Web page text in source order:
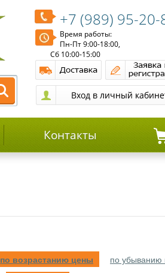
+7 (989) 95-20-
Время работы:
Пн-Пт 9:00-18:00,
Сб 10:00-15:00
Контакты
по возрастанию цены
по убыванию